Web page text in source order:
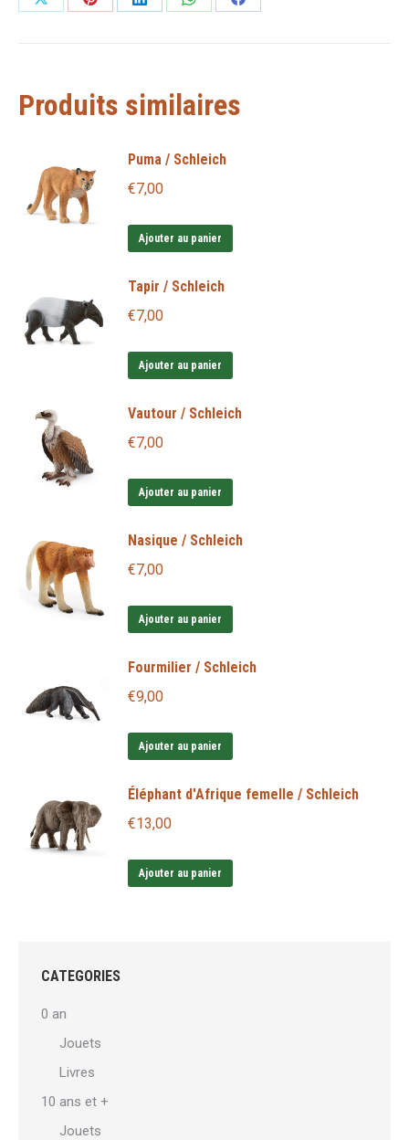
PartagerPartagerPartagerPartagerPartager
Produits similaires
Puma / Schleich
€7,00
Ajouter au panier
Tapir / Schleich
€7,00
Ajouter au panier
Vautour / Schleich
€7,00
Ajouter au panier
Nasique / Schleich
€7,00
Ajouter au panier
Fourmilier / Schleich
€9,00
Ajouter au panier
Éléphant d'Afrique femelle / Schleich
€13,00
Ajouter au panier
CATEGORIES
0 an
Jouets
Livres
10 ans et +
Jouets